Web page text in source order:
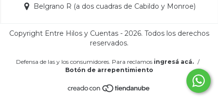
Belgrano R (a dos cuadras de Cabildo y Monroe)
Copyright Entre Hilos y Cuentas - 2026. Todos los derechos
reservados.
Defensa de las y los consumidores. Para reclamos ingresá acá. /
Botón de arrepentimiento